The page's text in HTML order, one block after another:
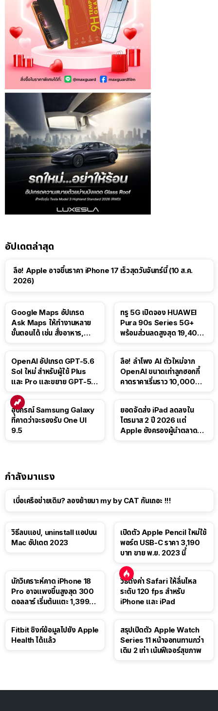
อัปเดตล่าสุด
ลือ! Apple อาจขึ้นราคา iPhone 17 เร็วสุดวันจันทร์นี้ (10 ส.ค.
2026)
Google Maps อัปเกรด
Ask Maps ให้ทำงานหลาย
ขั้นตอนได้ เช่น สั่งอาหาร,
ทรู 5G เปิดจอง HUAWEI
Pura 90s Series 5G+
พร้อมส่วนลดสูงสุด 19,400
OpenAI อัปเกรด GPT-5.6
Sol ใหม่ สำหรับผู้ใช้ Plus
และ Pro และขยาย GPT-5.6
ลือ! ลำโพง AI ตัวใหม่จาก
OpenAI ขนาดเท่าลูกฮอกกี้
คาดราคาเริ่มราว 10,000
อุปกรณ์ Samsung Galaxy
ที่คาดว่าจะรองรับ One UI
9.5
ยอดจัดส่ง iPad ลดลงใน
ไตรมาส 2 ปี 2026 แต่
Apple ยังครองผู้นำตลาด
กำลังมาแรง
เบื่อเครือข่ายเดิม? ลองย้ายมา my by CAT กันเถอะ !!!
วิธีลบแอป, uninstall แอปบน
Mac อัปเดต 2023
เปิดตัว Apple Pencil ใหม่ใช้
พอร์ต USB-C ราคา 3,190
บาท ขาย พ.ย. 2023 นี้
นักวิเคราะห์คาด iPhone 18
Pro อาจแพงขึ้นสูงสุด 300
ดอลลาร์ เริ่มต้นแตะ 1,399
วิธีตั้งค่า Safari ให้ลื่นไหล
ระดับ 120 fps สำหรับ
iPhone และ iPad
Fitbit ซิงก์ข้อมูลไปยัง Apple
Health ได้แล้ว
สรุปเปิดตัว Apple Watch
Series 11 หน้าจอทนทานกว่า
เดิม 2 เท่า เน้นฟีเจอร์สุขภาพ